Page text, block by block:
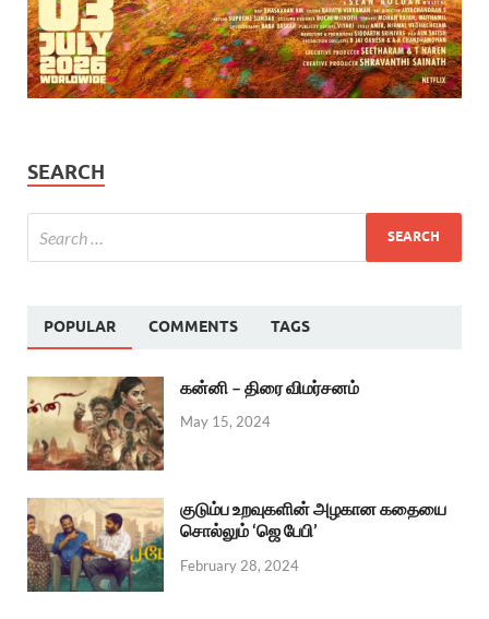
SEARCH
POPULAR COMMENTS TAGS
கன்னி – திரை விமர்சனம்
May 15, 2024
குடும்ப உறவுகளின் அழகான கதையை
சொல்லும் ‘ஜெ பேபி’
February 28, 2024